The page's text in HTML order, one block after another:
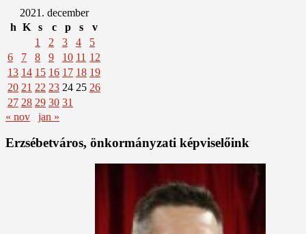
2021. december
h K s c p s
v
1
2 3 4
5
6
7 8 9 10 11 12
13 14 15 16 17 18 19
20 21 22 23 24 25 26
27 28 29 30 31
« nov
jan »
Erzsébetváros, önkormányzati képviselőink